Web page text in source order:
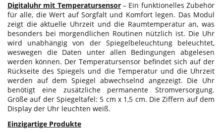
Digitaluhr mit Temperatursensor– Ein funktionelles Zubehör
für alle, die Wert auf Sorgfalt und Komfort legen. Das Modul
zeigt die aktuelle Uhrzeit und die Raumtemperatur an, was
besonders bei morgendlichen Routinen nützlich ist. Die Uhr
wird unabhängig von der Spiegelbeleuchtung beleuchtet,
weswegen die Daten unter allen Bedingungen abgelesen
werden können. Der Temperatursensor befindet sich auf der
Rückseite des Spiegels und die Temperatur und die Uhrzeit
werden auf dem Spiegel abwechselnd angezeigt. Die Uhr
benötigt eine zusätzliche permanente Stromversorgung.
Größe auf der Spiegeltafel: 5 cm x 1,5 cm. Die Ziffern auf dem
Display der Uhr leuchten weiß.
Einzigartige Produkte